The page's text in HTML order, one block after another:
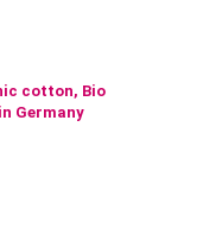
cotton, Bio
Germany